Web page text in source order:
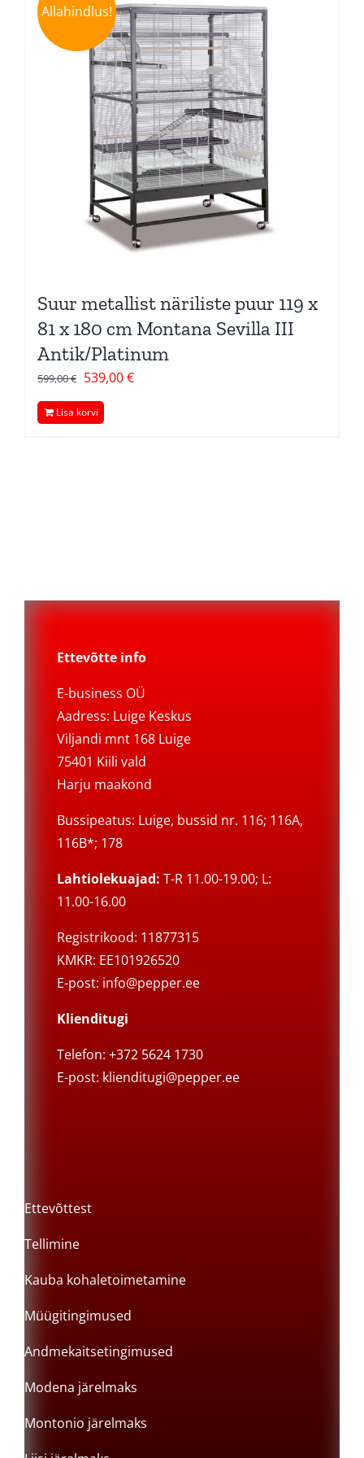
Allahindlus!
Suur metallist näriliste puur 119 x
81 x 180 cm Montana Sevilla III
Antik/Platinum
599,00€ Algne
hind
oli:
539,00€Current
Lisa korvi
Ettevõtte info
E-business OÜ
Aadress: Luige Keskus
Viljandi mnt 168 Luige
75401 Kiili vald
Harju maakond
Bussipeatus: Luige, bussid nr. 116; 116A,
116B*; 178
Lahtiolekuajad: T-R 11.00-19.00; L:
11.00-16.00
Registrikood: 11877315
KMKR: EE101926520
E-post: info@pepper.ee
Klienditugi
Telefon: +372 5624 1730
E-post: klienditugi@pepper.ee
Ettevõttest
Tellimine
Kauba kohaletoimetamine
Müügitingimused
Andmekaitsetingimused
Modena järelmaks
Montonio järelmaks